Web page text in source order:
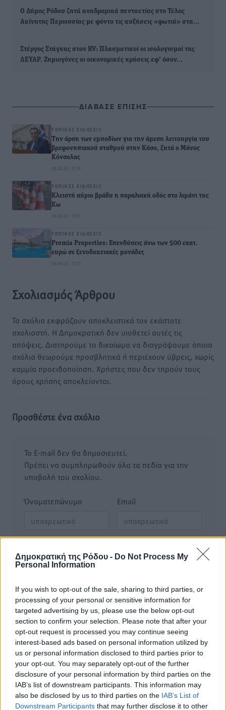
Δημοκρατική της Ρόδου - Do Not Process My
Personal Information
If you wish to opt-out of the sale, sharing to third parties, or
processing of your personal or sensitive information for
targeted advertising by us, please use the below opt-out
section to confirm your selection. Please note that after your
opt-out request is processed you may continue seeing
interest-based ads based on personal information utilized by
us or personal information disclosed to third parties prior to
your opt-out. You may separately opt-out of the further
disclosure of your personal information by third parties on the
IAB’s list of downstream participants. This information may
also be disclosed by us to third parties on the IAB’s List of
Downstream Participants that may further disclose it to other
Ο Δήμος Ρόδου ζητά αναδρομικά πενταετίας στο Τέλος
Ακίνητης Περιουσίας με φόντο τις αυξήσεις «φωτιά» στα…
Στέργος Στάγκας στον RV: Πλασματικοί οι ισολογισμοί της
ΔΕΥΑΡ. Ζημιογόνες οι οικονομικές χρήσεις εφ’ όσον…
ΔΙΑΒΑΣΕ ΕΠΙΣΗΣ
ΤΟΠΙΚΈΣ ΕΙΔΉΣΕΙΣ
Την άρση των εμποδίων για την άμεση λειτουργία του
βρεφονηπιακού σταθμού στην Κάσο, ζητά ο Μάνος
Κόνσολας
06.08.26 · 12:14
ΤΟΠΙΚΈΣ ΕΙΔΉΣΕΙΣ
Κλειστή αύριο βράδυ η παραλιακή οδός στο λιμάνι της
Κω
06.08.26 · 11:57
ΤΟΠΙΚΈΣ ΕΙΔΉΣΕΙΣ
Premia Properties: Επενδύσεις άνω των 500 εκατ.
ευρώ σε ξενοδοχειακές μονάδες
06.08.26 · 11:20
Σχολιασμός Άρθρου
Τα σχόλια εκφράζουν αποκλειστικά τον εκάστοτε
σχολιαστή. Η Δημοκρατική δεν υιοθετεί αυτές τις
απόψεις. Διατηρούμε το δικαίωμα να διαγράψουμε όποια
σχόλια θεωρούμε προσβλητικά ή περιέχουν ύβρεις, χωρίς
καμμία προειδοποίηση. Χρήστες που δεν τηρούν τους
όρους χρήσης αποκλείονται.
Προσθέστε ένα σχόλιο
Το E-mail δεν θα δημοσιευτεί.
Πρέπει να συμπληρωθούν όλα τα πεδία για την
υποβολή του σχολίου.
Όνοματεπώνυμο Email
Φύλαξε τα στοιχεία μου για την επόμενη φορά.